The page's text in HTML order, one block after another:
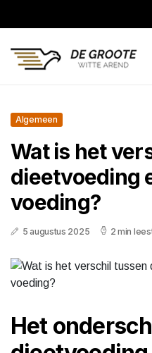
Algemeen
Wat is het
dieetvoeding
voeding?
5 augustus 2025 2 min
Het